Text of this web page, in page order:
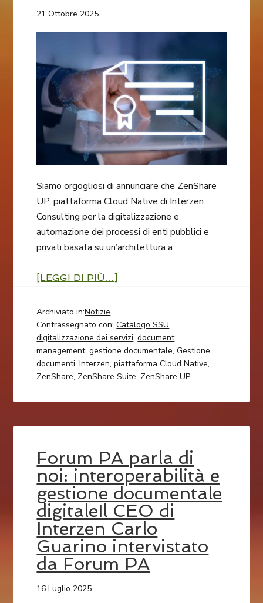
21 Ottobre 2025
Siamo orgogliosi di annunciare che ZenShare
UP, piattaforma Cloud Native di Interzen
Consulting per la digitalizzazione e
automazione dei processi di enti pubblici e
privati basata su un’architettura a
[LEGGI DI PIÙ…]
Archiviato in:Notizie
Contrassegnato con:Catalogo SSU,
digitalizzazione dei servizi,document
management,gestione documentale,Gestione
documenti,Interzen,piattaforma Cloud Native,
ZenShare, ZenShare Suite, ZenShare UP
Forum PA parla di
noi: interoperabilità e
gestione documentale
digitaleIl CEO di
Interzen Carlo
Guarino intervistato
da Forum PA
16 Luglio 2025